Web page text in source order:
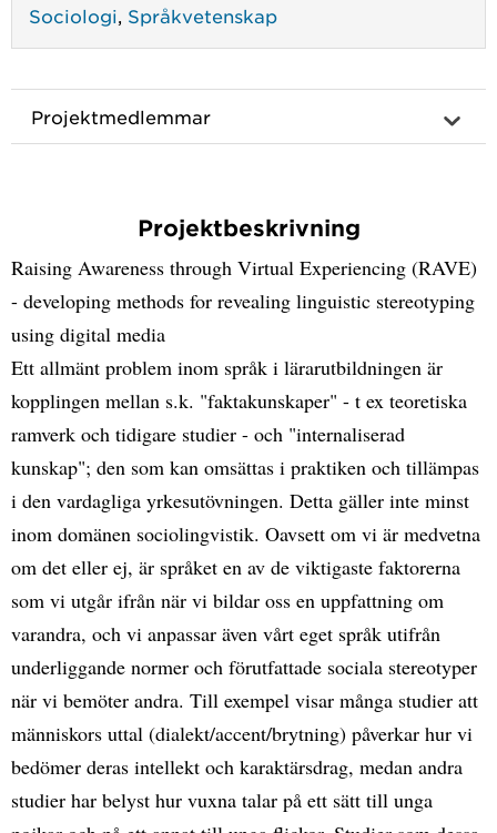
Sociologi Språkvetenskap
Projektmedlemmar
Projektbeskrivning
Raising Awareness through Virtual Experiencing (RAVE)
- developing methods for revealing linguistic stereotyping
using digital media
Ett allmänt problem inom språk i lärarutbildningen är
kopplingen mellan s.k. "faktakunskaper" - t ex teoretiska
ramverk och tidigare studier - och "internaliserad
kunskap"; den som kan omsättas i praktiken och tillämpas
i den vardagliga yrkesutövningen. Detta gäller inte minst
inom domänen sociolingvistik. Oavsett om vi är medvetna
om det eller ej, är språket en av de viktigaste faktorerna
som vi utgår ifrån när vi bildar oss en uppfattning om
varandra, och vi anpassar även vårt eget språk utifrån
underliggande normer och förutfattade sociala stereotyper
när vi bemöter andra. Till exempel visar många studier att
människors uttal (dialekt/accent/brytning) påverkar hur vi
bedömer deras intellekt och karaktärsdrag, medan andra
studier har belyst hur vuxna talar på ett sätt till unga